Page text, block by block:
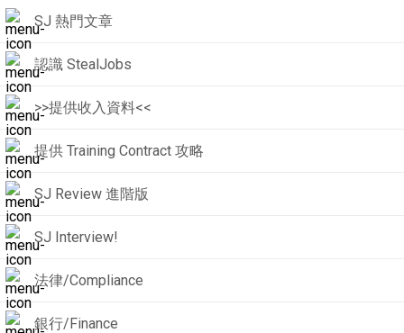
SJ 熱門文章
認識 StealJobs
>>提供收入資料<<
提供 Training Contract 攻略
SJ Review 進階版
SJ Interview!
法律/Compliance
銀行/Finance